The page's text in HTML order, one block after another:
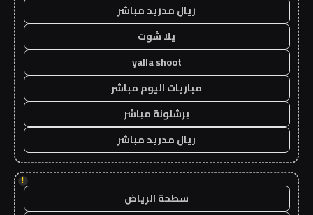
ريال مدريد مباشر
يلا شوت
yalla shoot
مباريات اليوم مباشر
برشلونة مباشر
ريال مدريد مباشر
!
سطحة الرياض